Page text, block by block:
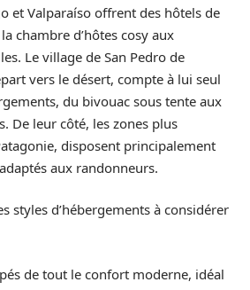
et Valparaíso offrent des hôtels de
chambre d’hôtes cosy aux
Le village de San Pedro de
vers le désert, compte à lui seul
du bivouac sous tente aux
De leur côté, les zones plus
disposent principalement
aux randonneurs.
styles d’hébergements à considérer
de tout le confort moderne, idéal